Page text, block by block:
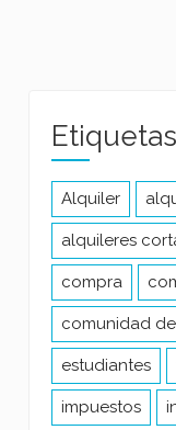
Etiquetas
Alquiler
alquileres
compra
comunidad
estudiantes
impuestos